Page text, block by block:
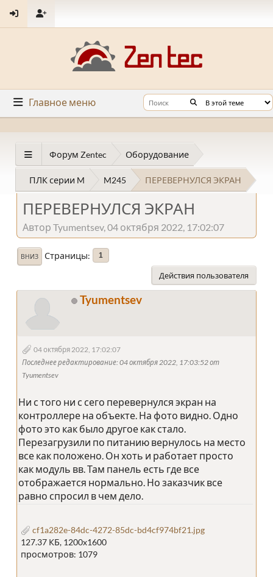
Главное меню
Форум Zentec Оборудование
ПЛК серии M M245 ПЕРЕВЕРНУЛСЯ ЭКРАН
ПЕРЕВЕРНУЛСЯ ЭКРАН
Автор Tyumentsev, 04 октября 2022, 17:02:07
ВНИЗ Страницы 1
Действия пользователя
Tyumentsev
04 октября 2022, 17:02:07
Последнее редактирование: 04 октября 2022, 17:03:52 от
Tyumentsev
Ни с того ни с сего перевернулся экран на
контроллере на объекте. На фото видно. Одно
фото это как было другое как стало.
Перезагрузили по питанию вернулось на место
все как положено. Он хоть и работает просто
как модуль вв. Там панель есть где все
отображается нормально. Но заказчик все
равно спросил в чем дело.
cf1a282e-84dc-4272-85dc-bd4cf974bf21.jpg
127.37 КБ, 1200x1600
просмотров: 1079